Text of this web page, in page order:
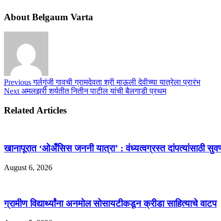
About Belgaum Varta
Previousगर्लगुंजी गावची ग्रामदेवता श्री माऊली देवीच्या यात्रेला प्रारंभ
Next अमलझरी शर्यतीत नितीन पाटील यांची बैलगाडी प्रथम
Related Articles
खानापूरात ‘ओअँसिस जननी यात्रा’ : वंध्यत्वग्रस्त दांपत्यांसाठी
August 6, 2026
ग्रामीण विद्यार्थ्यांना अनमोल सोसायटीकडून क्रीडा साहित्याचे वाटप